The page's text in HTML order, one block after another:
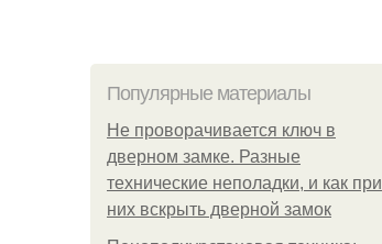
Популярные материалы
Не проворачивается ключ в
дверном замке. Разные
технические неполадки, и как при
них вскрыть дверной замок